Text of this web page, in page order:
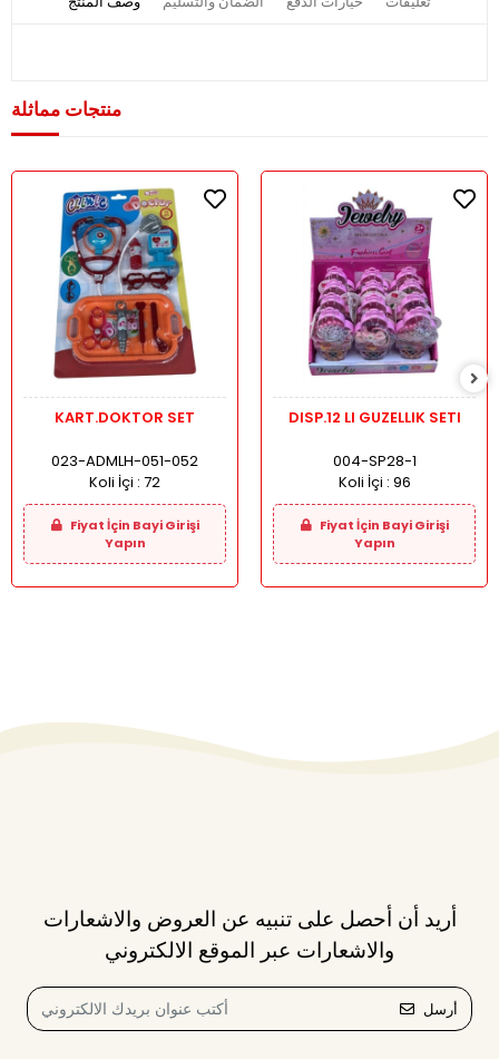
منتجات مماثلة
KART.DOKTOR SET
023-ADMLH-051-052
Koli İçi : 72
Fiyat İçin Bayi Girişi
Yapın
DISP.12 LI GUZELLIK SETI
004-SP28-1
Koli İçi : 96
Fiyat İçin Bayi Girişi
Yapın
أريد أن أحصل على تنبيه عن العروض والاشعارات
والاشعارات عبر الموقع الالكتروني
أرسل